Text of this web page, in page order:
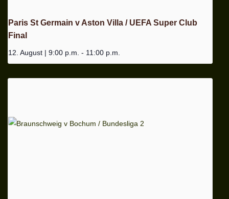
Paris St Germain v Aston Villa / UEFA Super Club
Final
12. August | 9:00 p.m. - 11:00 p.m.